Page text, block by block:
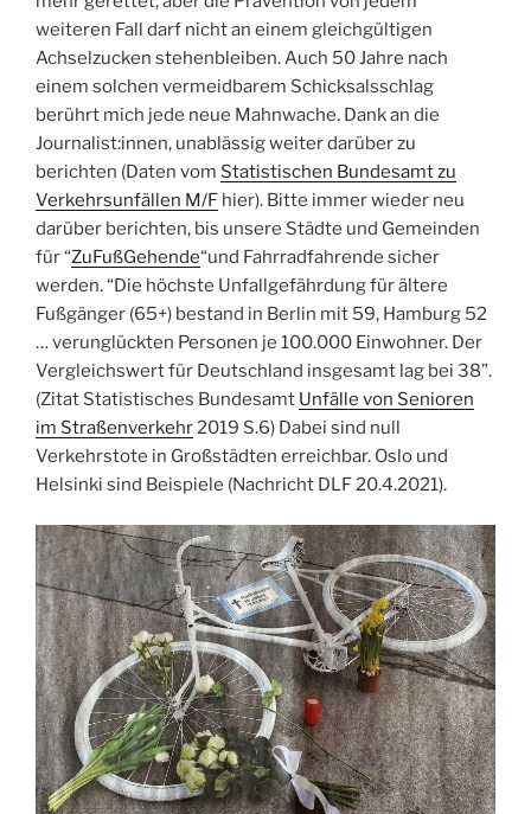
weiteren Fall darf nicht an einem gleichgültigen
Achselzucken stehenbleiben. Auch 50 Jahre nach
einem solchen vermeidbarem Schicksalsschlag
berührt mich jede neue Mahnwache. Dank an die
Journalist:innen, unablässig weiter darüber zu
berichten (Daten vom Statistischen Bundesamt zu
Verkehrsunfällen M/F hier). Bitte immer wieder neu
darüber berichten, bis unsere Städte und Gemeinden
für “ZuFußGehende“und Fahrradfahrende sicher
werden. “Die höchste Unfallgefährdung für ältere
Fußgänger (65+) bestand in Berlin mit 59, Hamburg 52
… verunglückten Personen je 100.000 Einwohner. Der
Vergleichswert für Deutschland insgesamt lag bei 38”.
(Zitat Statistisches Bundesamt Unfälle von Senioren
im Straßenverkehr2019 S.6) Dabei sind null
Verkehrstote in Großstädten erreichbar. Oslo und
Helsinki sind Beispiele (Nachricht DLF 20.4.2021).